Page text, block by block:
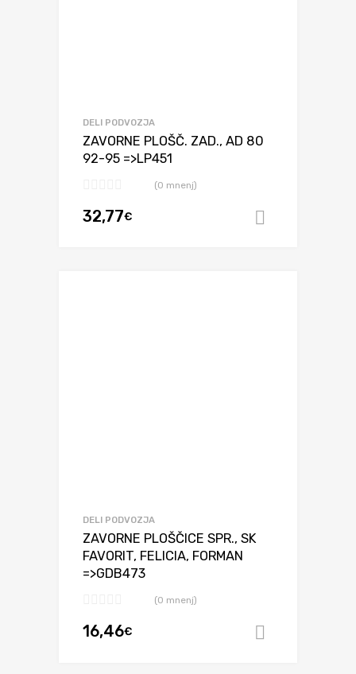
DELI PODVOZJA
ZAVORNE PLOŠČ. ZAD., AD 80
92-95 =>LP451
(0 mnenj)
32,77€
DELI PODVOZJA
ZAVORNE PLOŠČICE SPR., SK
FAVORIT, FELICIA, FORMAN
=>GDB473
(0 mnenj)
16,46€